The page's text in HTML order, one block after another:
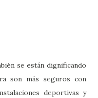
se están dignificando
son más seguros con
deportivas y